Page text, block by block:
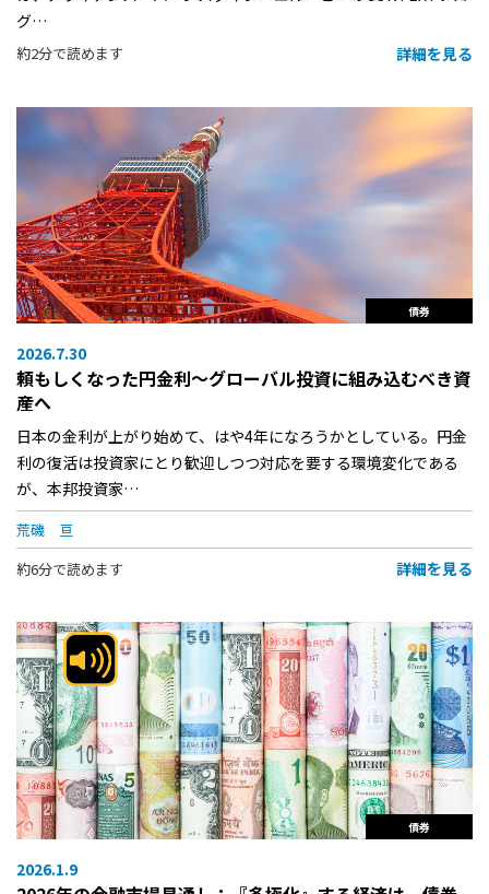
グ…
約2分で読めます 詳細を見る
債券
2026.7.30
頼もしくなった円金利〜グローバル投資に組み込むべき資
産へ
日本の金利が上がり始めて、はや4年になろうかとしている。円金
利の復活は投資家にとり歓迎しつつ対応を要する環境変化である
が、本邦投資家…
荒磯 亘
約6分で読めます
詳細を見る
債券
2026.1.9